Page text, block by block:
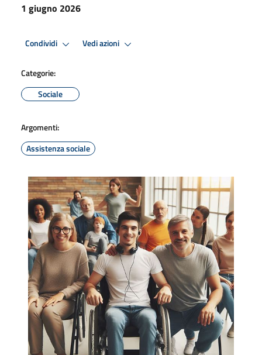
1 giugno 2026
Condividi Vedi azioni
Categorie:
Sociale
Argomenti:
Assistenza sociale